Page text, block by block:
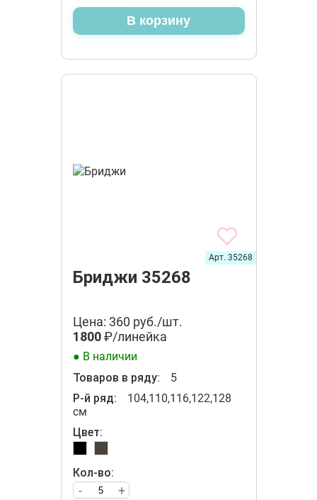
В корзину
Бриджи 35268
Арт. 35268
Цена: 360 руб./шт.
1800₽/линейка
● В наличии
Товаров в ряду:
5
Р-й ряд:
104,110,116,122,128
см
Цвет:
Кол-во:
+
-